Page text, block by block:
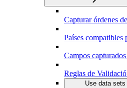
Capturar órdenes
Países compatibles
Campos
Reglas de
Use data